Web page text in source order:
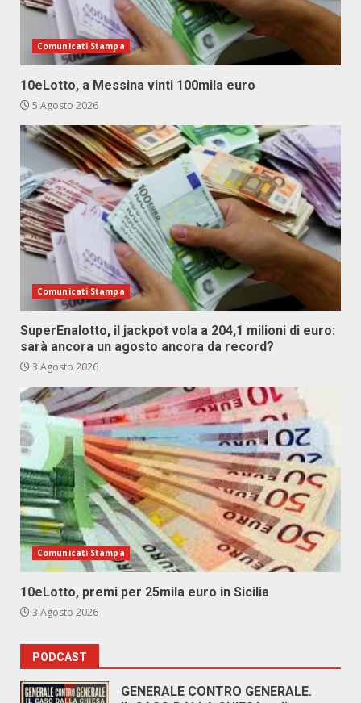
Comunicati Stampa
10eLotto, a Messina vinti 100mila euro
5 Agosto 2026
Comunicati Stampa
SuperEnalotto, il jackpot vola a 204,1 milioni di euro:
sarà ancora un agosto ancora da record?
3 Agosto 2026
Comunicati Stampa
10eLotto, premi per 25mila euro in Sicilia
3 Agosto 2026
PODCAST
GENERALE CONTRO GENERALE.